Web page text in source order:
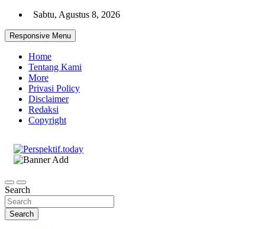
Skip
content
Sabtu, Agustus 8, 2026
Responsive Menu
Home
Tentang Kami
More
Privasi Policy
Disclaimer
Redaksi
Copyright
Search
Search